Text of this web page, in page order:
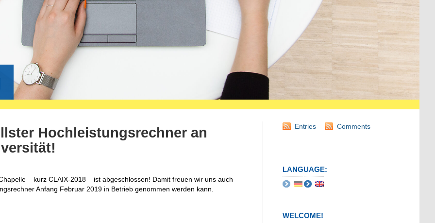
Hochleistungsrechner an
– kurz CLAIX-2018 – ist abgeschlossen! Damit freuen wir uns auch
Anfang Februar 2019 in Betrieb genommen werden kann.
Entries Comments
LANGUAGE:
WELCOME!